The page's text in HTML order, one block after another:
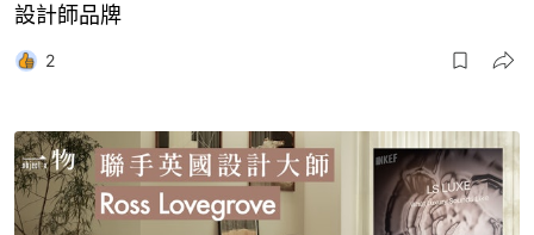
設計師品牌
2